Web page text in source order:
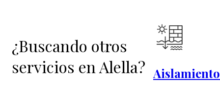
¿Buscando otros
servicios en Alella?